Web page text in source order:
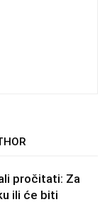
pročitati: Za
ili će biti